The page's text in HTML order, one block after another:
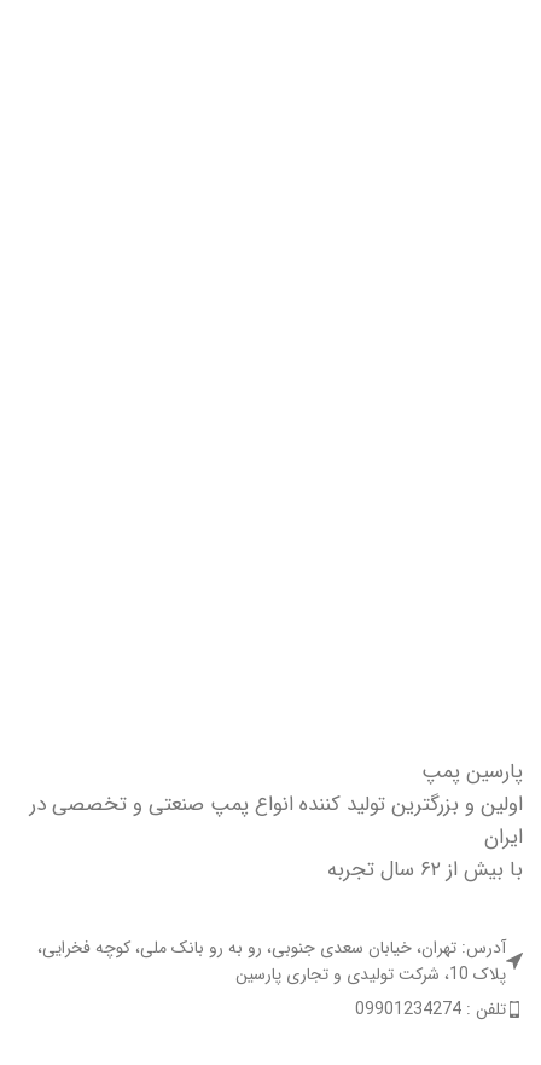
پارسین پمپ
اولین و بزرگترین تولید کننده انواع پمپ صنعتی و تخصصی در
ایران
با بیش از ۶۲ سال تجربه
آدرس: تهران، خیابان سعدی جنوبی، رو به رو بانک ملی، کوچه فخرایی،
پلاک 10، شرکت تولیدی و تجاری پارسین
تلفن : 09901234274